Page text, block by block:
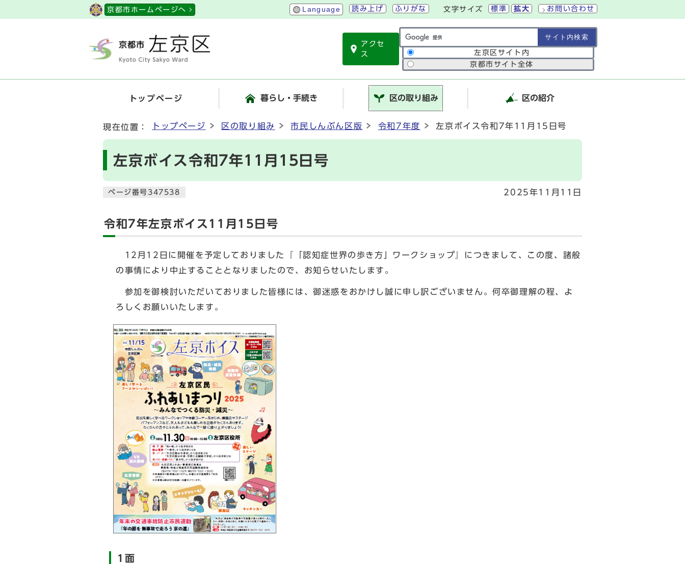
京都市ホームページへ Language 読み上げ ふりがな 文字サイズ 標準 拡大 お問い合わせ
アクセ
ス
サイト内検索の範囲 左京区サイト内
京都市サイト全体
トップページ 暮らし・手続き 区の取り組み 区の紹介
現在位置： トップページ 区の取り組み 市民しんぶん区版 令和7年度 左京ボイス令和7年11月15日号
左京ボイス令和7年11月15日号
ページ番号347538 2025年11月11日
令和7年左京ボイス11月15日号
12月12日に開催を予定しておりました『「認知症世界の歩き方」ワークショップ』につきまして、この度、諸般
の事情により中止することとなりましたので、お知らせいたします。
参加を御検討いただいておりました皆様には、御迷惑をおかけし誠に申し訳ございません。何卒御理解の程、よ
ろしくお願いいたします。
1面